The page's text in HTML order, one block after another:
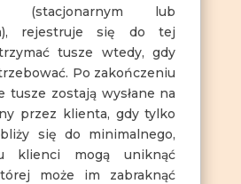
lub
rejestruje się do tej
tusze wtedy, gdy
Po zakończeniu
tusze zostają wysłane na
przez klienta, gdy tylko
się do minimalnego,
klienci mogą uniknąć
może im zabraknąć